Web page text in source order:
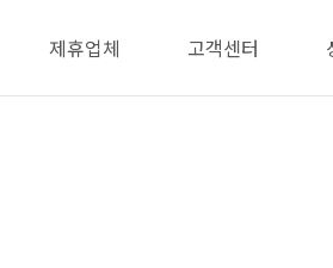
제휴업체 고객센터